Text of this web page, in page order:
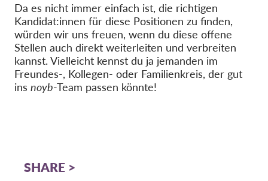
OnionShare
Kontakt
GDPRhub
Da es nicht immer einfach ist, die richtigen
Kandidat:innen für diese Positionen zu finden,
würden wir uns freuen, wenn du diese offene
Stellen auch direkt weiterleiten und verbreiten
kannst. Vielleicht kennst du ja jemanden im
Freundes-, Kollegen- oder Familienkreis, der gut
ins noyb-Team passen könnte!
SHARE